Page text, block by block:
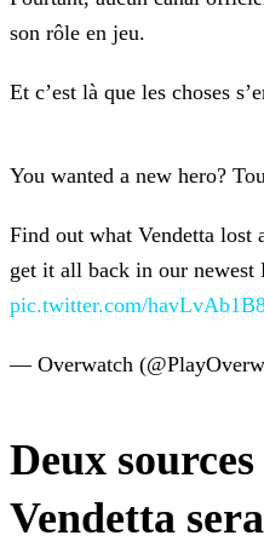
son rôle en jeu.
Et c’est là que les choses
You wanted a new hero?
Find out what Vendetta lost
get it all back in our newest
pic.twitter.com/
— Overwatch
Deux
Vendetta